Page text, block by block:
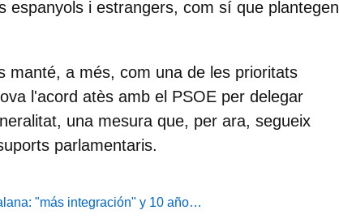
espanyols i estrangers, com sí que plantegen
manté, a més, com una de les prioritats
l'acord atès amb el PSOE per delegar
una mesura que, per ara, segueix
parlamentaris.
"más integración" y 10 año…